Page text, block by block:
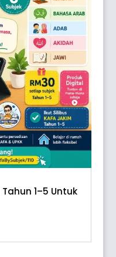
Tahun 1–5 Untuk